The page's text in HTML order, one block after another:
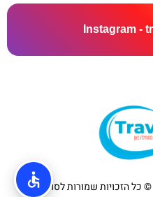
כל הזכויות שמורות לסוכנות